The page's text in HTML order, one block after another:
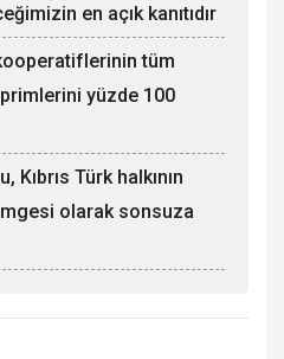
en açık kanıtıdır
tüm
primlerini yüzde 100
Kıbrıs Türk halkının
olarak sonsuza